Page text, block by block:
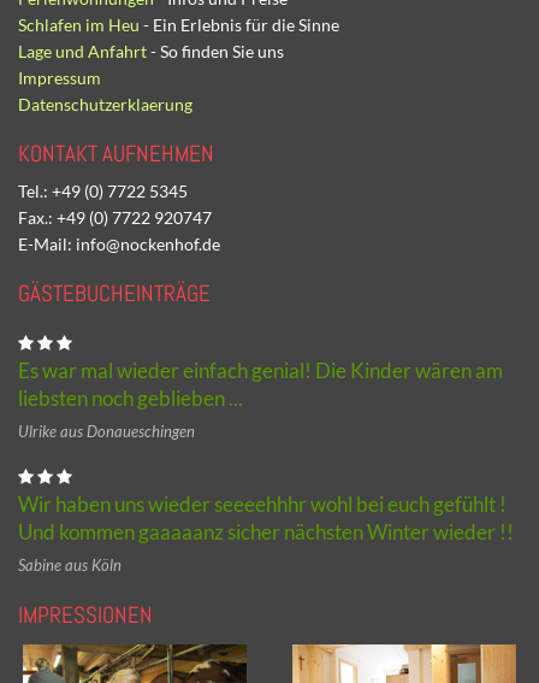
Schlafen im Heu - Ein Erlebnis für die Sinne
Lage und Anfahrt- So finden Sie uns
Impressum
Datenschutzerklaerung
KONTAKT AUFNEHMEN
Tel.: +49 (0) 7722 5345
Fax.: +49 (0) 7722 920747
E-Mail: info@nockenhof.de
GÄSTEBUCHEINTRÄGE
Es war mal wieder einfach genial! Die Kinder wären am
liebsten noch geblieben ...
Ulrike aus Donaueschingen
Wir haben uns wieder seeeehhhr wohl bei euch gefühlt !
Und kommen gaaaaanz sicher nächsten Winter wieder !!
Sabine aus Köln
IMPRESSIONEN